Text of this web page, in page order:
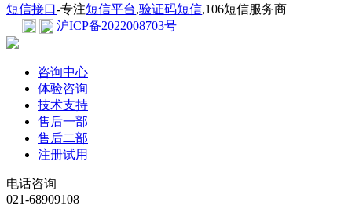
短信接口-专注短信平台,验证码短信,106短信服务商
沪ICP备2022008703号
咨询中心
体验咨询
技术支持
售后一部
售后二部
注册试用
电话咨询
021-68909108